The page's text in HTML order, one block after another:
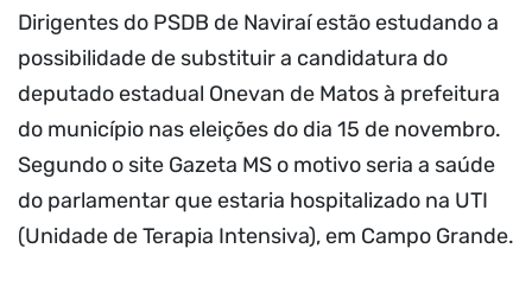
Dirigentes do PSDB de Naviraí estão estudando a
possibilidade de substituir a candidatura do
deputado estadual Onevan de Matos à prefeitura
do município nas eleições do dia 15 de novembro.
Segundo o site Gazeta MS o motivo seria a saúde
do parlamentar que estaria hospitalizado na UTI
(Unidade de Terapia Intensiva), em Campo Grande.